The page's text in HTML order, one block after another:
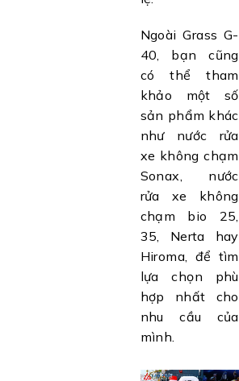
Ngoài Grass G-
40, bạn cũng
có thể tham
khảo một số
sản phẩm khác
như nước rửa
xe không chạm
Sonax, nước
rửa xe không
chạm bio 25,
35, Nerta hay
Hiroma, để tìm
lựa chọn phù
hợp nhất cho
nhu cầu của
mình.